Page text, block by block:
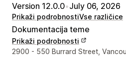
Version 12.0.0•July 06, 2026
Prikaži podrobnostiVse različice
Dokumentacija teme
Prikaži podrobnosti
Podatki za stik z oblikovalcem
2900 - 550 Burrard Street,